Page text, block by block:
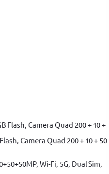
Camera Quad 200 + 10 + 50